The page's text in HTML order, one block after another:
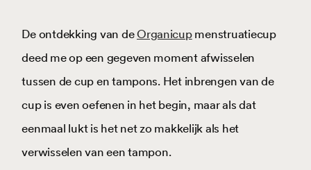
De ontdekking van deOrganicupmenstruatiecup
deed me op een gegeven moment afwisselen
tussen de cup en tampons. Het inbrengen van de
cup is even oefenen in het begin, maar als dat
eenmaal lukt is het net zo makkelijk als het
verwisselen van een tampon.